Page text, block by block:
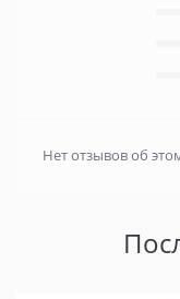
Нет отзывов об